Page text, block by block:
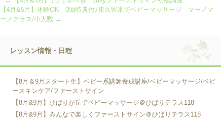
【4月&5月】体験OK 3回特典付♪東久留米でベビーマッサージ マーノマ
ーノクラス/小人数 →
レッスン情報・日程
【8月＆9月スタート生】ベビー系講師養成講座/ベビーマッサージ/ベビ
ースキンケア/ファーストサイン
【8月&9月】ひばりが丘でベビーマッサージ＠ひばりテラス118
【8月&9月】みんなで楽しくファーストサイン＠ひばりテラス118